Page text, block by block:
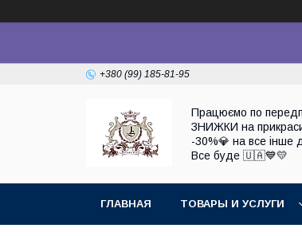
+380 (99) 185-81-95
Працюємо по
ЗНИЖКИ на
-30%💎 на все інше
Все буде 🇺🇦💙💛
ГЛАВНАЯ ТОВАРЫ И УСЛУГИ